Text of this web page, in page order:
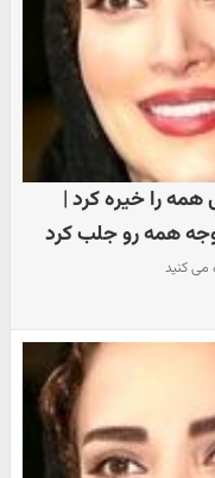
را خیره کرد |
همه رو جلب کرد
می کنید